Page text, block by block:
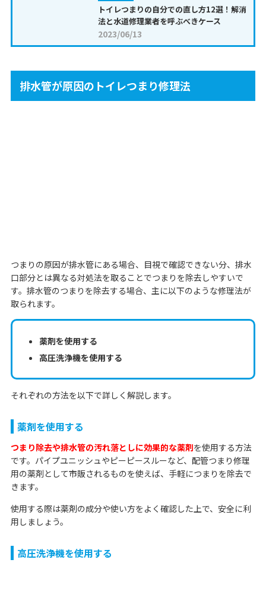
トイレつまりの自分での直し方12選！解消
法と水道修理業者を呼ぶべきケース
2023/06/13
排水管が原因のトイレつまり修理法
つまりの原因が排水管にある場合、目視で確認できない分、排水
口部分とは異なる対処法を取ることでつまりを除去しやすいで
す。排水管のつまりを除去する場合、主に以下のような修理法が
取られます。
薬剤を使用する
高圧洗浄機を使用する
それぞれの方法を以下で詳しく解説します。
薬剤を使用する
つまり除去や排水管の汚れ落としに効果的な薬剤を使用する方法
です。パイプユニッシュやピーピースルーなど、配管つまり修理
用の薬剤として市販されるものを使えば、手軽につまりを除去で
きます。
使用する際は薬剤の成分や使い方をよく確認した上で、安全に利
用しましょう。
高圧洗浄機を使用する